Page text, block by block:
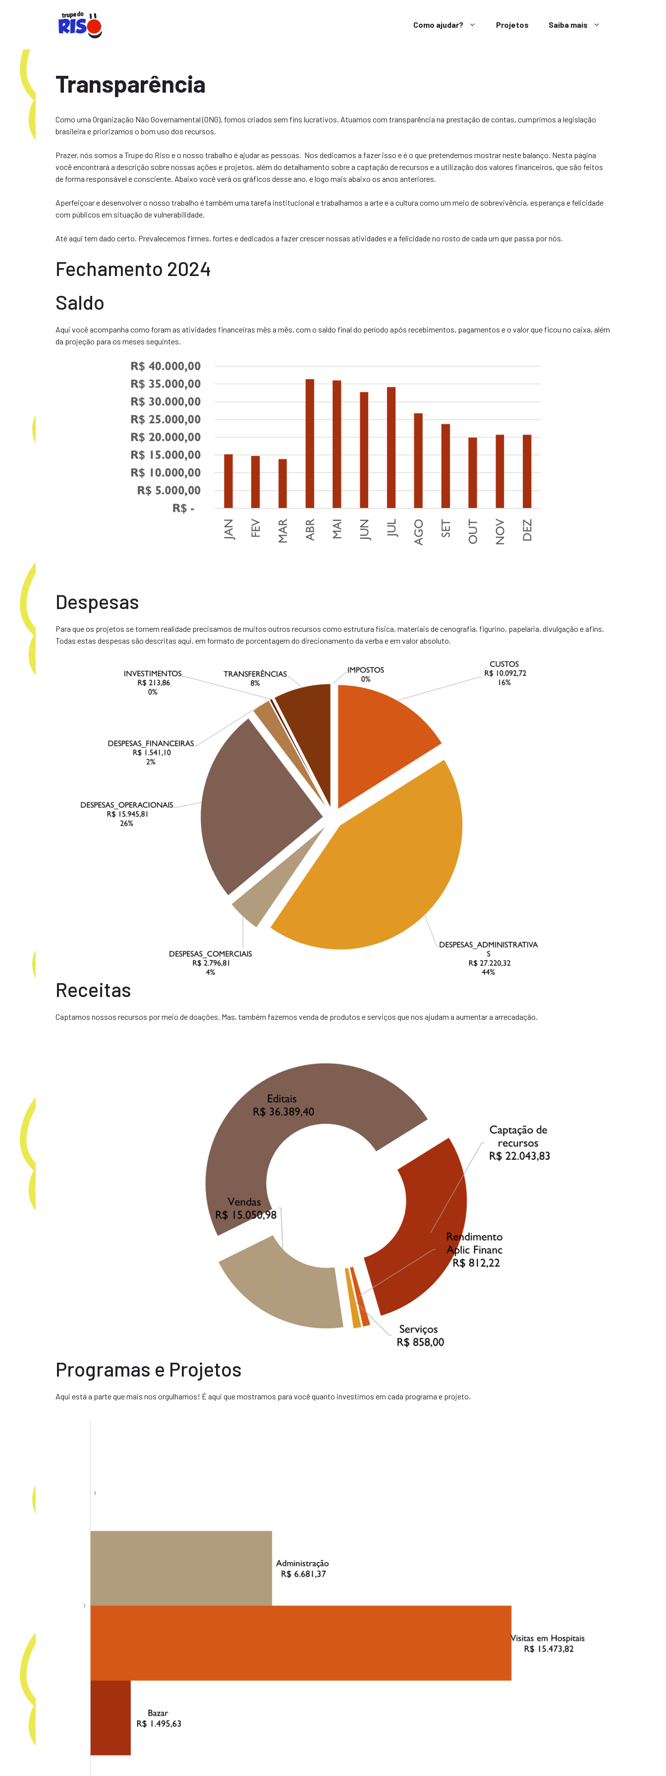
Como ajudar? Projetos Saiba mais
Transparência
Como uma Organização Não Governamental (ONG), fomos criados sem fins lucrativos. Atuamos com transparência na prestação de contas, cumprimos a legislação
brasileira e priorizamos o bom uso dos recursos.
Prazer, nós somos a Trupe do Riso e o nosso trabalho é ajudar as pessoas. Nos dedicamos a fazer isso e é o que pretendemos mostrar neste balanço. Nesta página
você encontrará a descrição sobre nossas ações e projetos, além do detalhamento sobre a captação de recursos e a utilização dos valores financeiros, que são feitos
de forma responsável e consciente. Abaixo você verá os gráficos desse ano, e logo mais abaixo os anos anteriores.
Aperfeiçoar e desenvolver o nosso trabalho é também uma tarefa institucional e trabalhamos a arte e a cultura como um meio de sobrevivência, esperança e felicidade
com públicos em situação de vulnerabilidade.
Até aqui tem dado certo. Prevalecemos firmes, fortes e dedicados a fazer crescer nossas atividades e a felicidade no rosto de cada um que passa por nós.
Fechamento 2024
Saldo
Aqui você acompanha como foram as atividades financeiras mês a mês, com o saldo final do período após recebimentos, pagamentos e o valor que ficou no caixa, além
da projeção para os meses seguintes.
Despesas
Para que os projetos se tornem realidade precisamos de muitos outros recursos como estrutura física, materiais de cenografia, figurino, papelaria, divulgação e afins.
Todas estas despesas são descritas aqui, em formato de porcentagem do direcionamento da verba e em valor absoluto.
Receitas
Captamos nossos recursos por meio de doações. Mas, também fazemos venda de produtos e serviços que nos ajudam a aumentar a arrecadação.
Programas e Projetos
Aqui está a parte que mais nos orgulhamos! É aqui que mostramos para você quanto investimos em cada programa e projeto.